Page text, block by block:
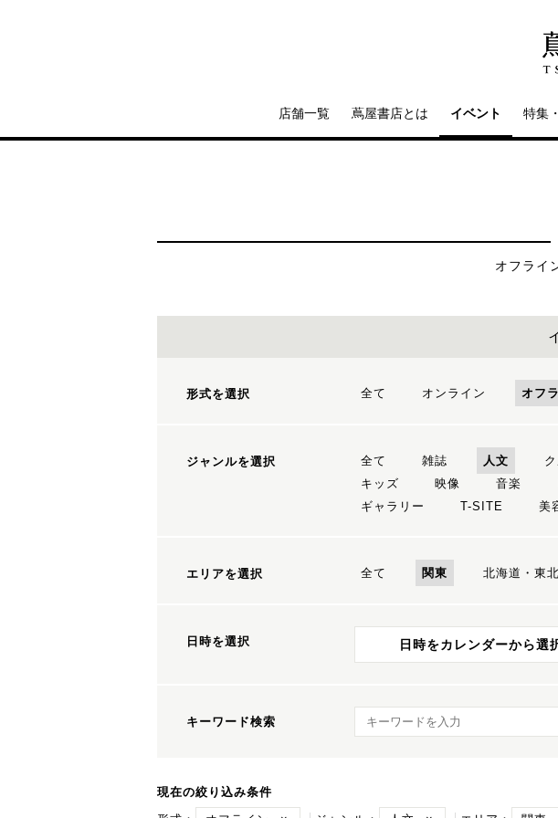
店舗一覧 蔦屋書店とは イベント 特集
オフライ
形式を選択 全て オンライン オフ
ジャンルを選択 全て 雑誌 人文
キッズ
映像 音楽
ギャラリー
T-SITE 美
エリアを選択 全て 関東 北海道・東北
日時を選択 日時をカレンダーから選
キーワード検索 キーワード検索
現在の絞り込み条件